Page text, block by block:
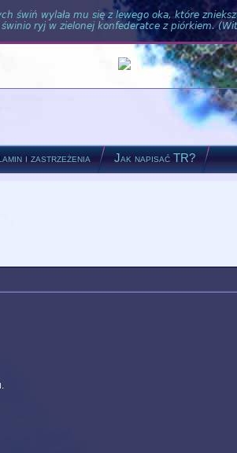
świń wylała mu się z lewego oka, które
ryj w zielonej konfederatce z piórkiem.
i zastrzeżenia Jak napisać TR?